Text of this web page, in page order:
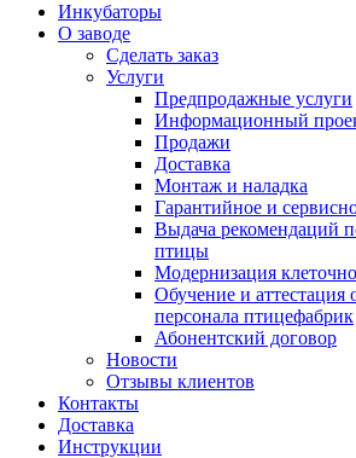
Инкубаторы
О заводе
Сделать заказ
Услуги
Предпродажные услуги
Информационный
Продажи
Доставка
Монтаж и наладка
Гарантийное и
Выдача рекомендаций
птицы
Модернизация
Обучение и
персонала птицефабрик
Абонентский договор
Новости
Отзывы клиентов
Контакты
Доставка
Инструкции